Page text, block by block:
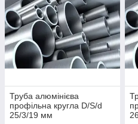
Труба алюмінієва
профільна кругла D/S/d
25/3/19 мм